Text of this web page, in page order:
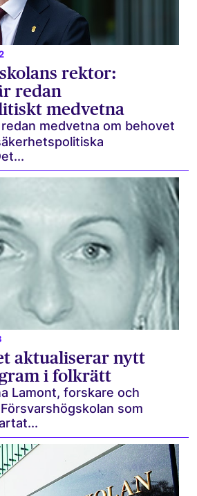
rektor:
redan
medvetna
medvetna om behovet
aktualiserar nytt
i folkrätt
Lamont, forskare och
som